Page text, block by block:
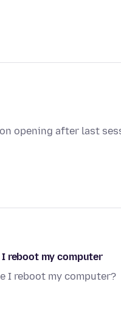
opening after last
reboot my computer
I reboot my computer?